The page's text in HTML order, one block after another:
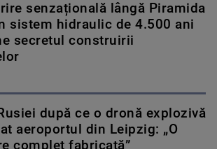
senzațională lângă Piramida
sistem hidraulic de 4.500 ani
secretul construirii
după ce o dronă explozivă
aeroportul din Leipzig: „O
complet fabricată”